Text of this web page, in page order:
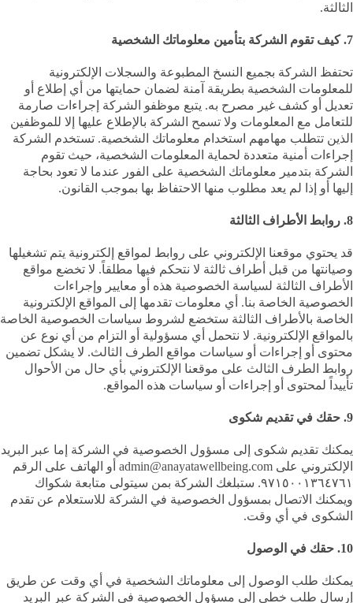
الثالثة.
7. كيف تقوم الشركة بتأمين معلوماتك الشخصية
تحتفظ الشركة بجميع النسخ المطبوعة والسجلات الإلكترونية
للمعلومات الشخصية بطريقة آمنة لضمان حمايتها من أي إطلاع أو
تعديل أو كشف غير مصرح به. يتبع موظفو الشركة إجراءات صارمة
للتعامل مع المعلومات ولا تسمح الشركة بالإطلاع عليها إلا للموظفين
الذين تتطلب مهامهم استخدام معلوماتك الشخصية. تستخدم الشركة
إجراءات أمنية متعددة لحماية المعلومات الشخصية، حيث تقوم
الشركة بتدمير معلوماتك الشخصية على الفور عندما لا تعود بحاجة
إليها أو إذا لم يعد مطلوب منها الاحتفاظ بها بموجب القانون.
8. روابط الأطراف الثالثة
قد يحتوي موقعنا الإلكتروني على روابط لمواقع إلكترونية يتم تشغيلها
وصيانتها من قبل أطراف ثالثة لا نتحكم فيها مطلقاً. لا تخضع مواقع
الأطراف الثالثة لسياسة الخصوصية هذه أو معايير وإجراءات
الخصوصية الخاصة بنا. أي معلومات تقدمها إلى المواقع الإلكترونية
الخاصة بالأطراف الثالثة ستخضع لشروط سياسات الخصوصية الخاصة
بالمواقع الإلكترونية. لا نتحمل أي مسؤولية أو التزام من أي نوع عن
محتوى أو إجراءات أو سياسات مواقع الطرف الثالث. لا يشكل تضمين
روابط الطرف الثالث على موقعنا الإلكتروني بأي حال من الأحوال
تأييداً لمحتوى أو إجراءات أو سياسات هذه المواقع.
9. حقك في تقديم شكوى
يمكنك تقديم شكوى إلى مسؤول الخصوصية في الشركة إما عبر البريد
الإلكتروني على admin@anayatawellbeing.com أو الهاتف على الرقم
٩٧١٥٠٠١٣٦٤٧٦١. ستبلغك الشركة بمن سيتولى متابعة شكواك
ويمكنك الاتصال بمسؤول الخصوصية في الشركة للاستعلام عن تقدم
الشكوى في أي وقت.
10. حقك في الوصول
يمكنك طلب الوصول إلى معلوماتك الشخصية في أي وقت عن طريق
إرسال طلب خطي إلى مسؤول الخصوصية في الشركة عبر البريد